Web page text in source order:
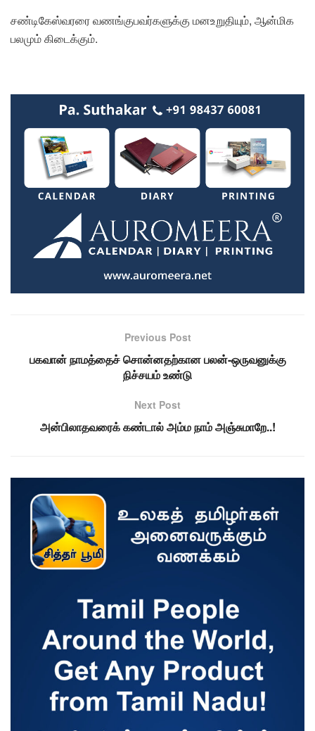
சண்டிகேஸ்வரரை வணங்குபவர்களுக்கு மனஉறுதியும், ஆன்மிக
பலமும் கிடைக்கும்.
Previous Post
பகவான் நாமத்தைச் சொன்னதற்கான பலன்-ஒருவனுக்கு
நிச்சயம் உண்டு
Next Post
அன்பிலாதவரைக் கண்டால் அம்ம நாம் அஞ்சுமாறே..!